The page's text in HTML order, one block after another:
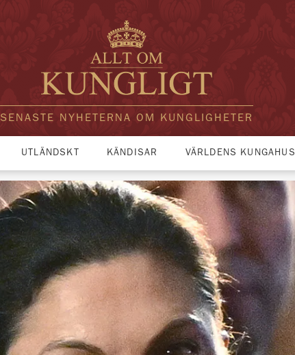
SENASTE NYHETERNA OM KUNGLIGHETER
UTLÄNDSKT KÄNDISAR VÄRLDENS KUNGAHUS